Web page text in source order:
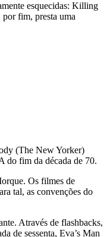
esquecidas: Killing
por fim, presta uma
(The New Yorker)
do fim da década de 70.
Os filmes de
tal, as convenções do
Através de flashbacks,
de sessenta, Eva’s Man